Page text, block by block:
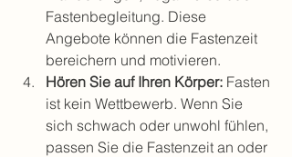
Fastenbegleitung. Diese
Angebote können die Fastenzeit
bereichern und motivieren.
Hören Sie auf Ihren Körper: Fasten
ist kein Wettbewerb. Wenn Sie
sich schwach oder unwohl fühlen,
passen Sie die Fastenzeit an oder